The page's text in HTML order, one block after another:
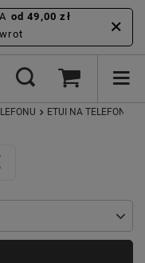
od 49,00 zł
ETUI NA TELEFON